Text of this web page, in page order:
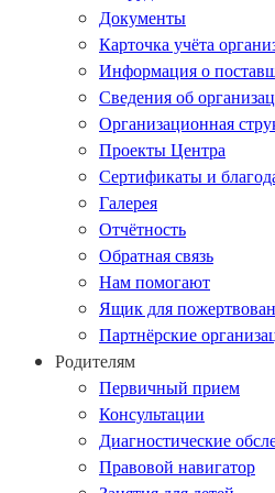
Документы
Карточка учёта
Информация о
Сведения об
Организационная
Проекты Центра
Сертификаты и
Галерея
Отчётность
Обратная связь
Нам помогают
Ящик для
Партнёрские
Родителям
Первичный прием
Консультации
Диагностические
Правовой навигатор